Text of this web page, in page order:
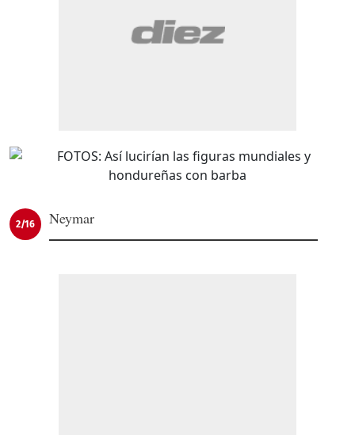
2/16 Neymar